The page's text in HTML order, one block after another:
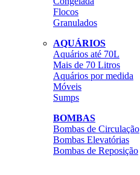
Flocos
Granulados
AQUÁRIOS
Aquários até 70L
Mais de 70 Litros
Aquários por medida
Móveis
Sumps
BOMBAS
Bombas de Circulação
Bombas Elevatórias
Bombas de Reposição